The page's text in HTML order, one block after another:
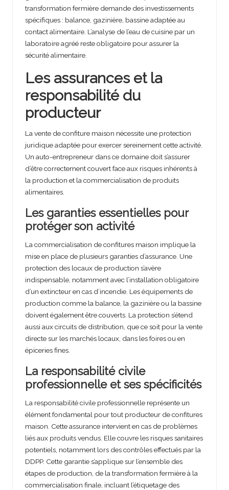
transformation fermière demande des investissements
spécifiques : balance, gazinière, bassine adaptée au
contact alimentaire. L’analyse de l’eau de cuisine par un
laboratoire agréé reste obligatoire pour assurer la
sécurité alimentaire.
Les assurances et la
responsabilité du
producteur
La vente de confiture maison nécessite une protection
juridique adaptée pour exercer sereinement cette activité.
Un auto-entrepreneur dans ce domaine doit s’assurer
d’être correctement couvert face aux risques inhérents à
la production et la commercialisation de produits
alimentaires.
Les garanties essentielles pour
protéger son activité
La commercialisation de confitures maison implique la
mise en place de plusieurs garanties d’assurance. Une
protection des locaux de production s’avère
indispensable, notamment avec l’installation obligatoire
d’un extincteur en cas d’incendie. Les équipements de
production comme la balance, la gazinière ou la bassine
doivent également être couverts. La protection s’étend
aussi aux circuits de distribution, que ce soit pour la vente
directe sur les marchés locaux, dans les foires ou en
épiceries fines.
La responsabilité civile
professionnelle et ses spécificités
La responsabilité civile professionnelle représente un
élément fondamental pour tout producteur de confitures
maison. Cette assurance intervient en cas de problèmes
liés aux produits vendus. Elle couvre les risques sanitaires
potentiels, notamment lors des contrôles effectués par la
DDPP. Cette garantie s’applique sur l’ensemble des
étapes de production, de la transformation fermière à la
commercialisation finale, incluant l’étiquetage des